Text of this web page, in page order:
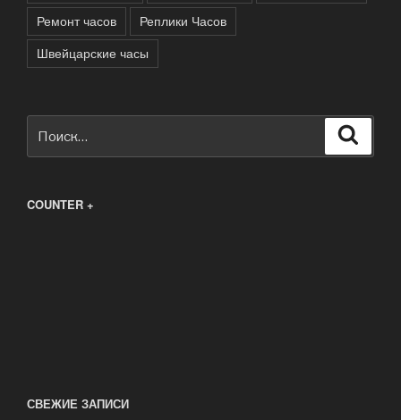
Ремонт часов
Реплики Часов
Швейцарские часы
COUNTER +
СВЕЖИЕ ЗАПИСИ